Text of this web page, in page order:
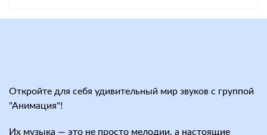
Откройте для себя удивительный мир звуков с группой
"Анимация"!
Их музыка — это не просто мелодии, а настоящие